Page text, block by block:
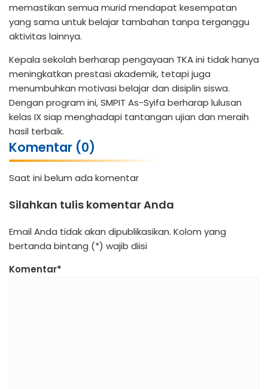
memastikan semua murid mendapat kesempatan
yang sama untuk belajar tambahan tanpa terganggu
aktivitas lainnya.
Kepala sekolah berharap pengayaan TKA ini tidak hanya
meningkatkan prestasi akademik, tetapi juga
menumbuhkan motivasi belajar dan disiplin siswa.
Dengan program ini, SMPIT As-Syifa berharap lulusan
kelas IX siap menghadapi tantangan ujian dan meraih
hasil terbaik.
Komentar (0)
Saat ini belum ada komentar
Silahkan tulis komentar Anda
Email Anda tidak akan dipublikasikan. Kolom yang
bertanda bintang (*) wajib diisi
Komentar*